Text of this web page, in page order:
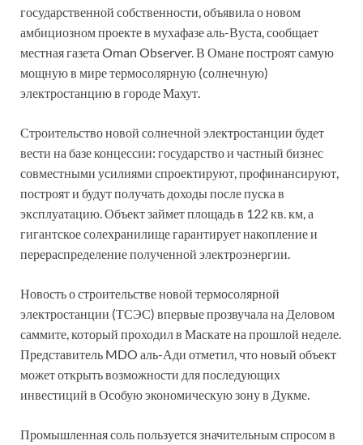
государственной собственности, объявила о новом
амбициозном проекте в мухафазе аль-Вуста, сообщает
местная газета Oman Observer. В Омане построят самую
мощную в мире термосолярную (солнечную)
электростанцию в городе Махут.
Строительство новой солнечной электростанции будет
вести на базе концессии: государство и частный бизнес
совместными усилиями спроектируют, профинансируют,
построят и будут получать доходы после пуска в
эксплуатацию. Объект займет площадь в 122 кв. км, а
гигантское солехранилище гарантирует накопление и
перераспределение полученной электроэнергии.
Новость о строительстве новой термосолярной
электростанции (ТСЭС) впервые прозвучала на Деловом
саммите, который проходил в Маскате на прошлой неделе.
Представитель MDO аль-Ади отметил, что новый объект
может открыть возможности для последующих
инвестиций в Особую экономическую зону в Дукме.
Промышленная соль пользуется значительным спросом в